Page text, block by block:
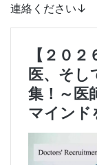
連絡ください↓